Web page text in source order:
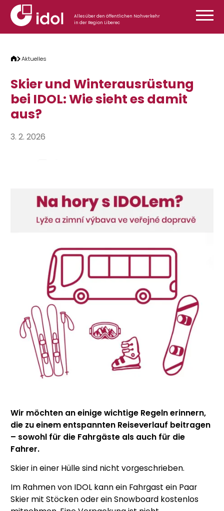
Zum Inhalt springen
Alles über den öffentlichen Nahverkehr
in der Region Liberec
Aktuelles
Skier und Winterausrüstung
bei IDOL: Wie sieht es damit
aus?
3. 2. 2026
Wir möchten an einige wichtige Regeln erinnern,
die zu einem entspannten Reiseverlauf beitragen
– sowohl für die Fahrgäste als auch für die
Fahrer.
Skier in einer Hülle sind nicht vorgeschrieben.
Im Rahmen von IDOL kann ein Fahrgast ein Paar
Skier mit Stöcken oder ein Snowboard kostenlos